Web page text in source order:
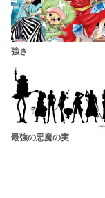
強さ
最強の悪魔の実